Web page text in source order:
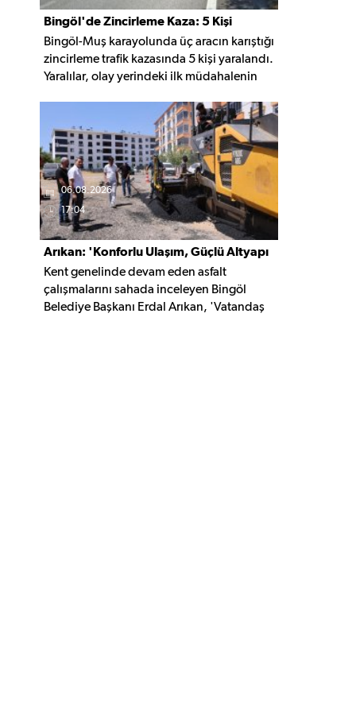
Bingöl'de Zincirleme Kaza: 5 Kişi
Yaralandı
Bingöl-Muş karayolunda üç aracın karıştığı
zincirleme trafik kazasında 5 kişi yaralandı.
Yaralılar, olay yerindeki ilk müdahalenin
06.08.2026
17:04
Arıkan: 'Konforlu Ulaşım, Güçlü Altyapı
İçin Çalışıyoruz'
Kent genelinde devam eden asfalt
çalışmalarını sahada inceleyen Bingöl
Belediye Başkanı Erdal Arıkan, 'Vatandaş